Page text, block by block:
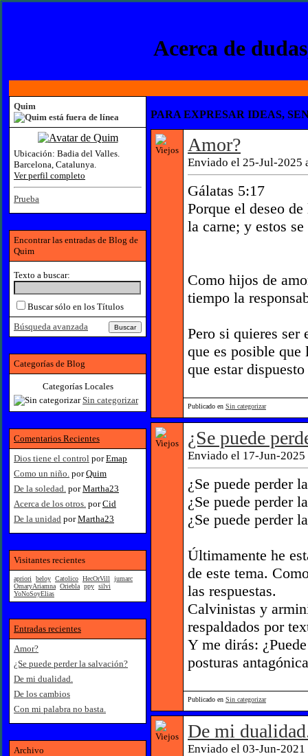
Acerca de
PARA EXPRESAR IDEAS,
Amor?
Enviado el 25-Jul-2025
Gálatas 5:17
Porque el deseo
la carne; y estos
Como hijos de
tiempo la
Pero si quieres ser
que es posible que
que estar
Publicado en Sin categorizar
¿Se puede
Enviado el 17-Jun-
¿Se puede perder
¿Se puede perder
¿Se puede perder
Últimamente he
de este tema.
las respuestas.
Calvinistas y
respaldados por
Y me dirás:
posturas
Publicado en Sin categorizar
De mi
Enviado el 03-Jun-
Quim
Ubicación: Badia del Valles.
Barcelona, Catalunya.
Ver perfil completo
Prueba
Encontrar las entradas de Blog de
Quim
Texto a buscar:
Buscar sólo en los Títulos
Búsqueda avanzada
Categorías de Blog
Categorías Locales
Sin categorizar
Comentarios Recientes
Dios tiene el control porEmap
Como un niño. porQuim
De la soledad. porMartha23
Acerca de los otros. porCid
De la unidad porMartha23
Visitantes recientes
apriori beloy Catolico HecOrVill
jumarc
OmaryAriamna Oriebla ppy silvi
YoNoSoyElias
Entradas recientes
Amor?
¿Se puede perder la salvación?
De mi dualidad.
De los cambios
Con mi palabra no basta.
Archivo